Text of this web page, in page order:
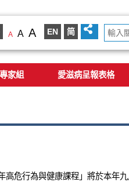
A A A EN 简
家組 愛滋病呈報表格
危行為與健康課程」將於本年